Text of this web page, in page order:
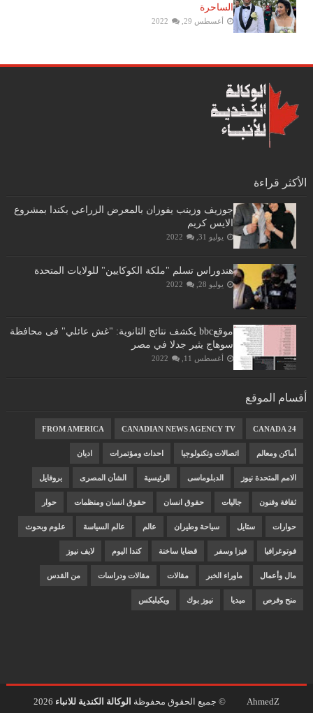
الساحرة
أغسطس 29, 2022
الأكثر قراءة
جوزيف وزينب يفوزان بالمعرض الزراعي بكندا بمشروع
الايس كريم
يوليو 31, 2022
هندوراس تسلم "ملكة الكوكايين" للولايات المتحدة
يوليو 28, 2022
موقعbbc يكشف نتائج الثانوية: "غش عائلي" فى محافظة
سوهاج يثير جدلا في مصر
أغسطس 11, 2022
أقسام الموقع
CANADA 24
CANADIAN NEWS AGENCY TV
FROM AMERICA
أماكن ومعالم اتصالات وتكنولوجيا احداث ومؤتمرات اديان
الامم المتحدة نيوز الدبلوماسى الرئيسية الشأن المصرى بروفايل
ثقافة وفنون جاليات حقوق انسان حقوق انسان ومنظمات حوار
حوارات ستايل سياحة وطيران عالم عالم السياسة علوم وبحوث
فوتوغرافيا فيزا وسفر قضايا ساخنة كندا اليوم لايف نيوز
مال وأعمال ماوراء الخبر مقالات مقالات ودراسات من القدس
منح وفرص ميديا نيوز بوك ويكيليكس
AhmedZ © جميع الحقوق محفوظة الوكالة الكندية للانباء 2026